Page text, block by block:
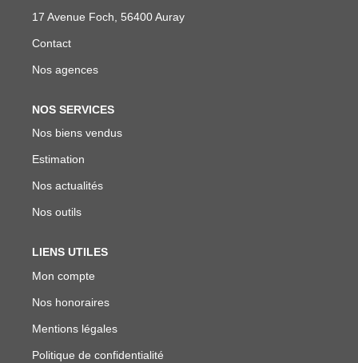
17 Avenue Foch, 56400 Auray
Contact
Nos agences
NOS SERVICES
Nos biens vendus
Estimation
Nos actualités
Nos outils
LIENS UTILES
Mon compte
Nos honoraires
Mentions légales
Politique de confidentialité